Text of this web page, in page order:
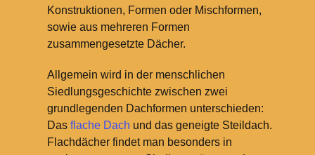
Konstruktionen, Formen oder Mischformen,
sowie aus mehreren Formen
zusammengesetzte Dächer.
Allgemein wird in der menschlichen
Siedlungsgeschichte zwischen zwei
grundlegenden Dachformen unterschieden:
Das flache Dach und das geneigte Steildach.
Flachdächer findet man besonders in